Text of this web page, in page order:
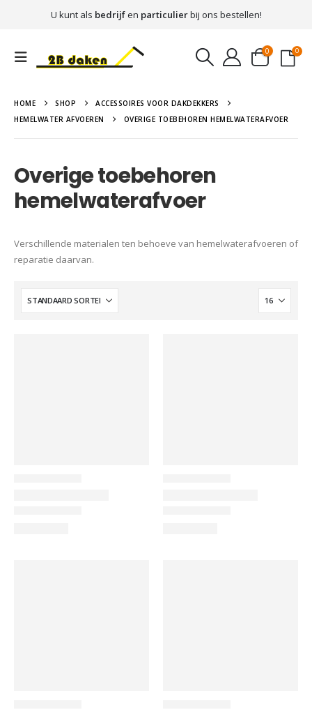
U kunt als bedrijfen particulierbij ons bestellen!
0 0
HOME SHOP
ACCESSOIRES VOOR DAKDEKKERS
HEMELWATER AFVOEREN
OVERIGE TOEBEHOREN HEMELWATERAFVOER
Overige toebehoren
hemelwaterafvoer
Verschillende materialen ten behoeve van hemelwaterafvoeren of
reparatie daarvan.